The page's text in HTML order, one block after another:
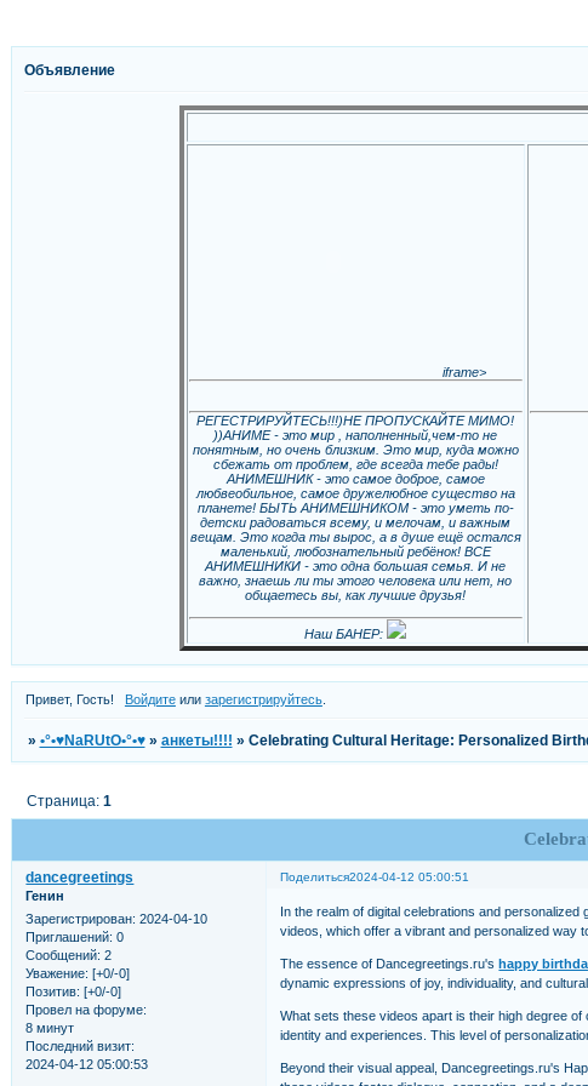
Объявление
iframe>
РЕГЕСТРИРУЙТЕСЬ!!!)НЕ ПРОПУСКАЙТЕ МИМО!
))АНИМЕ - это мир , наполненный,чем-то не
понятным, но очень близким. Это мир, куда можно
сбежать от проблем, где всегда тебе рады!
АНИМЕШНИК - это самое доброе, самое
любвеобильное, самое дружелюбное существо на
планете! БЫТЬ АНИМЕШНИКОМ - это уметь по-
детски радоваться всему, и мелочам, и важным
вещам. Это когда ты вырос, а в душе ещё остался
маленький, любознательный ребёнок! ВСЕ
АНИМЕШНИКИ - это одна большая семья. И не
важно, знаешь ли ты этого человека или нет, но
общаетесь вы, как лучшие друзья!
Наш БАНЕР:
Привет, Гость! Войдитеили зарегистрируйтесь.
» •°•♥NaRUtO•°•♥ » анкеты!!!! » Celebrating Cultural Heritage: Personalized
Страница: 1
Поделиться2024-04-12 05:00:51
dancegreetings
Генин
Зарегистрирован: 2024-04-10
Приглашений: 0
Сообщений: 2
Уважение: [+0/-0]
Позитив: [+0/-0]
Провел на форуме:
8 минут
Последний визит:
2024-04-12 05:00:53
In the realm of digital celebrations and
videos, which offer a vibrant and personalized way
The essence of Dancegreetings.ru'shappy
dynamic expressions of joy, individuality, and
What sets these videos apart is their high degree
identity and experiences. This level of
Beyond their visual appeal, Dancegreetings.ru's